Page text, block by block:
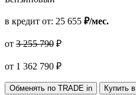
в кредит от: 25 655 ₽/мес.
от 3 255 790 ₽
от 1 362 790 ₽
Обменять по TRADE in Купить